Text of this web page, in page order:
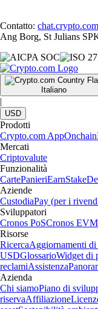
Contatto: chat.crypto.com
Ang Borg, St Julians
Italiano
|
USD
Prodotti
Crypto.com AppOnchain
Mercati
Criptovalute
Funzionalità
CartePanieriEarnStake
Aziende
CustodiaPay (per i
Sviluppatori
Cronos PoSCronos EVM
Risorse
RicercaAggiornamenti di
USDGlossarioWidget di
reclamiAssistenza
Azienda
Chi siamoPiano di
riservaAffiliazione